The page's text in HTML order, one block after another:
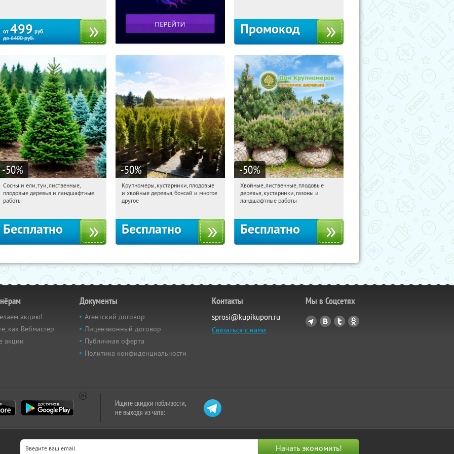
от 499 руб.
до6400руб.
Промокод
-50%
03:52:05 Получили:
Московская обл., г. Химки,
Сосны и ели, туи, лиственные,
плодовые деревья и ландшафтные
работы
Бесплатно
-50%
03:52:05 Получили:28
Москва, Рябиновая улица, 17
Крупномеры, кустарники, плодовые
и хвойные деревья, бонсай и многое
другое
Бесплатно
-50%
03:52:05 Получили:
Павелецкая
Угрешская
Хвойные, лиственные, плодовые
деревья, кустарники, газоны и
ландшафтные работы
Бесплатно
акцию!
как Вебмастер
акции
Документы
Агентский договор
Лицензионный договор
Публичная оферта
Политика конфиденциальности
Контакты
sprosi@kupikupon.ru
Связаться с нами
Мы в Соцсетях
Ищите скидки поблизости,
не выходя из чата: